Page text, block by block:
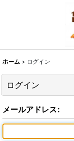
ホーム > ログイン
ログイン
メールアドレス: